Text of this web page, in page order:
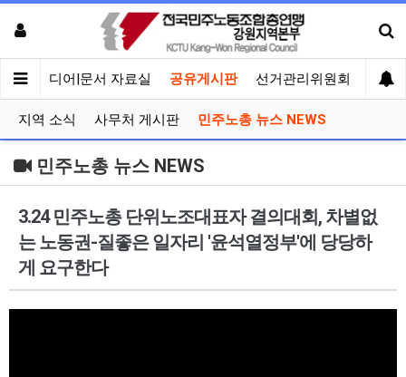
견 미디어|문서 자료실 공유게시판 선거관리위원회
지역 소식 사무처 게시판 민주노총 뉴스 NEWS
민주노총 뉴스 NEWS
3.24 민주노총 단위노조대표자 결의대회, 차별없
는 노동권-질좋은 일자리 '윤석열정부'에 당당하
게 요구한다